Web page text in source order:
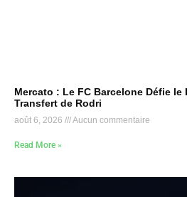
Mercato : Le FC Barcelone Défie le
Transfert de Rodri
août 6, 2026 Aucun commentaire
Read More »